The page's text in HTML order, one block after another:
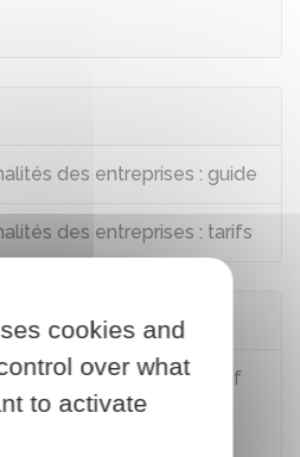
des entreprises : guide
des entreprises : tarifs
du 19 juillet 2022 relatif
Registre national des
d’autres
cookies and
over what
to activate